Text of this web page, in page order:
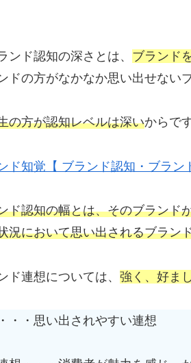
ンド認知の深さとは、 ブランド
ドの方がなかなか思い出せない
の方が認知レベルは深いからで
ド知覚【 ブランド認知・ブラ
ド認知の幅とは、そのブランド
況において思い出されるブラン
ド連想については、 強く、好ま
・・思い出されやすい連想